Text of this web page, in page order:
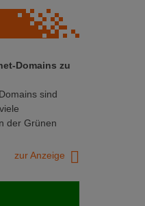
Domains zu
sind
der Grünen
zur Anzeige